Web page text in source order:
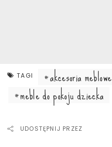
TAGI akcesoria meblowe
meble do pokoju dziecka
UDOSTĘPNIJ PRZEZ